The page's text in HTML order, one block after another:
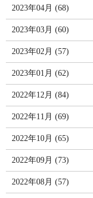
2023年04月 (68)
2023年03月 (60)
2023年02月 (57)
2023年01月 (62)
2022年12月 (84)
2022年11月 (69)
2022年10月 (65)
2022年09月 (73)
2022年08月 (57)